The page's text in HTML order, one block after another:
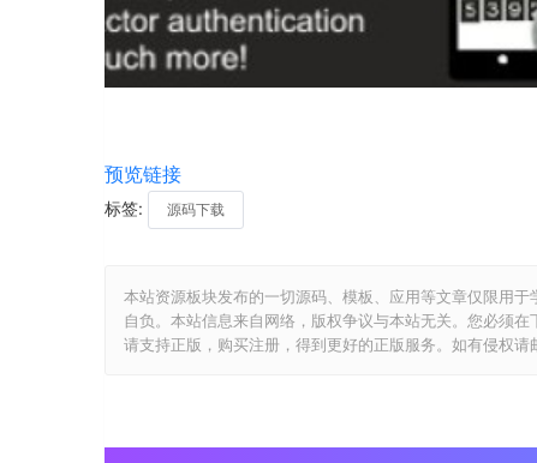
预览链接
标签: 源码下载
本站资源板块发布的一切源码、模板、应用等文章仅限用
自负。本站信息来自网络，版权争议与本站无关。您必须
请支持正版，购买注册，得到更好的正版服务。如有侵权